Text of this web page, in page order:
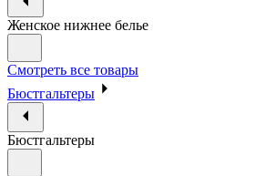
Женское нижнее белье
Смотреть все товары
Бюстгальтеры
Бюстгальтеры